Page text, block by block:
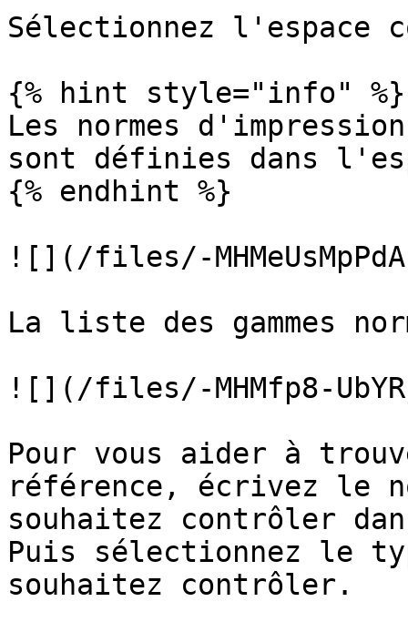
Sélectionnez l'espace
{% hint style="info" %}
Les normes
sont définies dans
{% endhint %}
![](/files/-
La liste des gammes
![](/files/-MHMfp8-
Pour vous aider à
référence, écrivez le
souhaitez contrôler
Puis sélectionnez le
souhaitez contrôler.